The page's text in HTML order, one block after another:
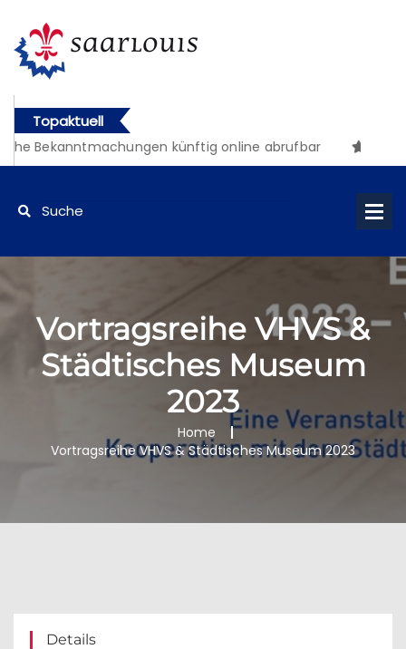
Topaktuell
Bekanntmachungen künftig online abrufbar
Vortragsreihe VHVS &
Städtisches Museum
2023
Home
Vortragsreihe VHVS & Städtisches Museum 2023
Details